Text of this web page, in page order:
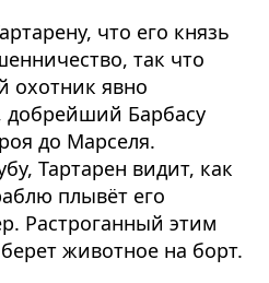
что его князь
так что
охотник явно
добрейший Барбасу
до Марселя.
Тартарен видит, как
плывёт его
Растроганный этим
животное на борт.